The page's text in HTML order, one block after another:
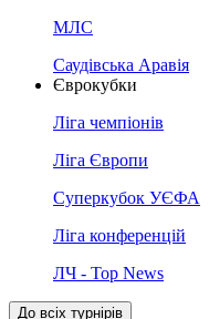
МЛС
Саудівська Аравія
Єврокубки
Ліга чемпіонів
Ліга Європи
Суперкубок УЄФА
Ліга конференцій
ЛЧ - Top News
До всіх турнірів